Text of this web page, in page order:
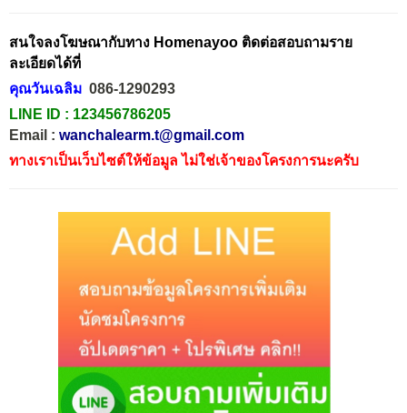
สนใจลงโฆษณากับทาง Homenayoo ติดต่อสอบถามราย
ละเอียดได้ที่
คุณวันเฉลิม 086-1290293
LINE ID : 123456786205
Email : wanchalearm.t@gmail.com
ทางเราเป็นเว็บไซต์ให้ข้อมูล ไม่ใช่เจ้าของโครงการนะครับ